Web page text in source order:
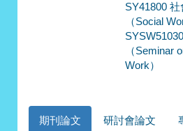
SY41800
（Social
（Seminar
Work）
期刊論文 研討會論文